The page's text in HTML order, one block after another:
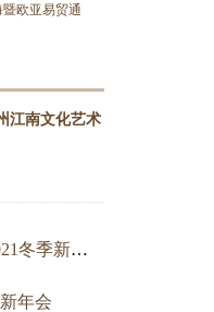
欧亚易贸通
江南文化艺术
Dins底色2021冬季新品 且看与岁月的平等置换
年会